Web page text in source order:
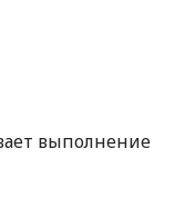
выполнение